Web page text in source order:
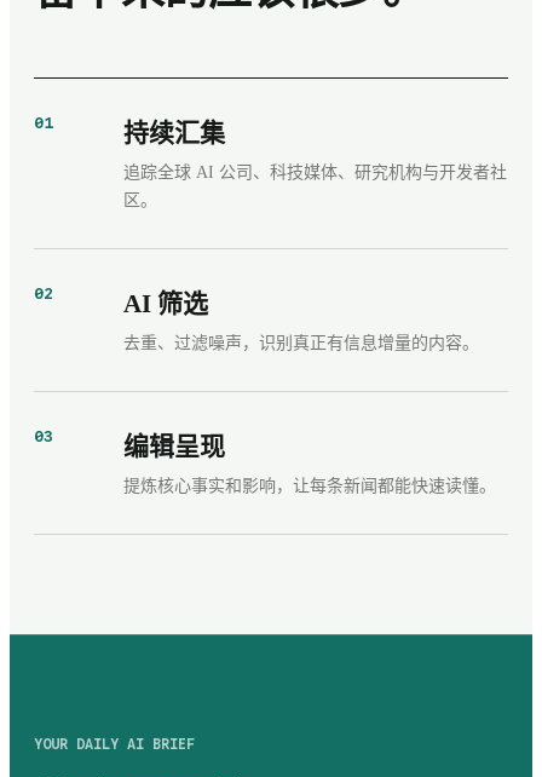
01 持续汇集
追踪全球 AI 公司、科技媒体、研究机构与开发者社
区。
02 AI 筛选
去重、过滤噪声，识别真正有信息增量的内容。
03 编辑呈现
提炼核心事实和影响，让每条新闻都能快速读懂。
YOUR DAILY AI BRIEF